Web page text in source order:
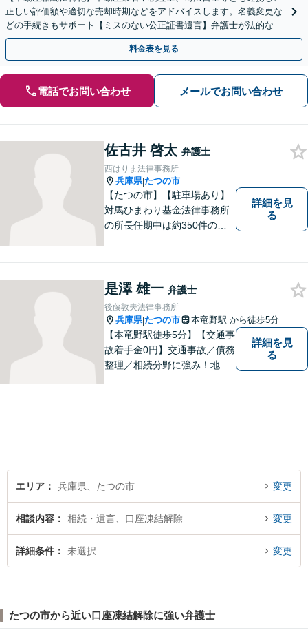
正しい評価額や適切な売却時期などをアドバイスします。名義変更な
どの手続きもサポート【ミスのない公正証書遺言】弁護士が法的な観
点から遺言書を作成します。
料金表を見る
電話でお問い合わせ メールでお問い合わせ
佐古井 啓太 弁護士
西はりま法律事務所
兵庫県|たつの市
【たつの市】【駐車場あり】
対馬ひまわり基金法律事務所
の所長任期中は約350件のご
まれ育った西播磨の地で新た
に開業し、皆さまのお力にな
れるよう努めてまいります。
詳細を見
る
是澤 雄一 弁護士
後藤敦夫法律事務所
兵庫県|たつの市 本竜野駅 から徒歩5分
【本竜野駅徒歩5分】【交通事
故着手金0円】交通事故／債務
整理／相続分野に強み！地域
詳細を見
る
エリア 兵庫県、たつの市 変更
相談内容 相続・遺言、口座凍結解除 変更
詳細条件 未選択 変更
たつの市から近い口座凍結解除に強い弁護士